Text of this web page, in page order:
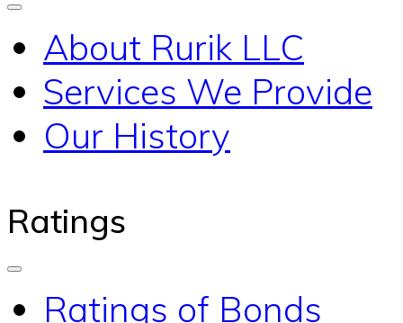
About Rurik LLC
Services We Provide
Our History
Ratings
Ratings of Bonds